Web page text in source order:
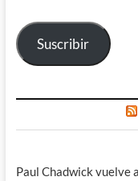
electrónico
Suscribir
Paul Chadwick vuelve